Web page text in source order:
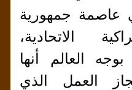
1919 في عاصمة جمهورية
الاتحادية،
العالم أنها
العمل الذي